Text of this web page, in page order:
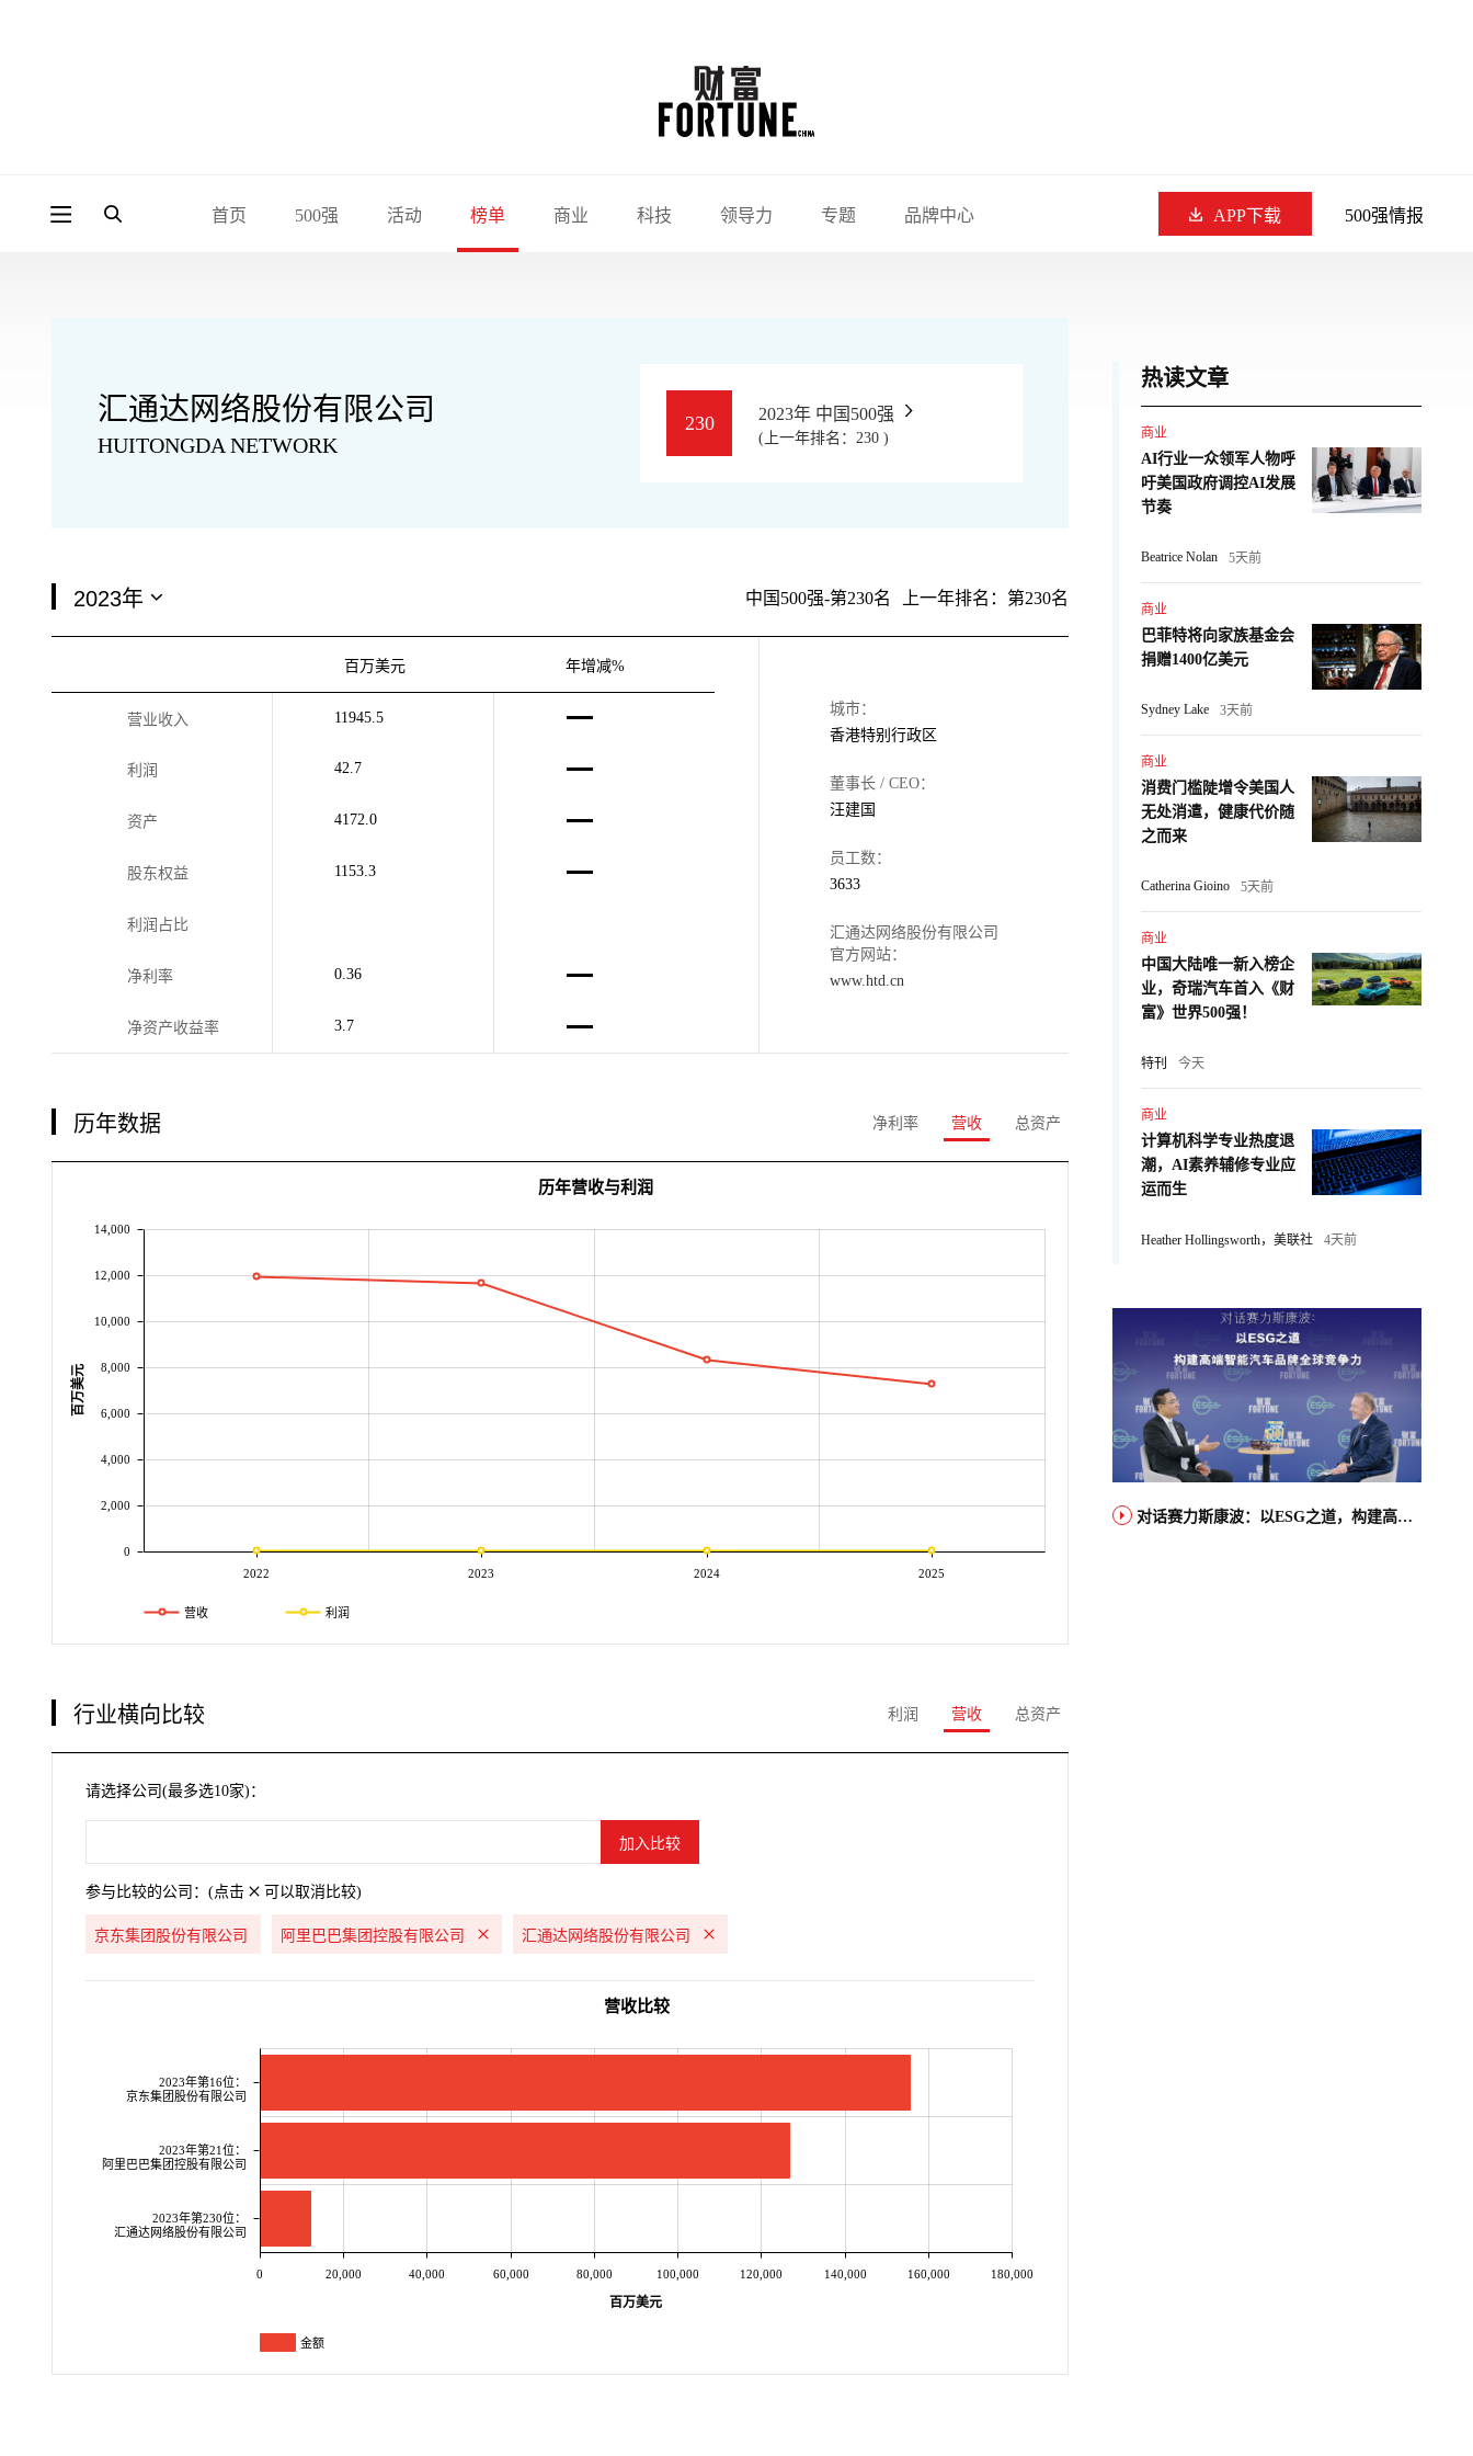
首页 500强 活动 榜单 商业 科技 领导力 专题 品牌中心 APP下载 500强情报
汇通达网络股份有限公司
HUITONGDA NETWORK
230 2023年 中国500强
(上一年排名：230 )
中国500强-第230名 上一年排名：第230名
百万美元 年增减%
营业收入 11945.5
利润 42.7
资产 4172.0
股东权益 1153.3
利润占比
净利率 0.36
净资产收益率 3.7
城市：
香港特别行政区
董事长 / CEO：
汪建国
员工数：
3633
汇通达网络股份有限公司
官方网站：
www.htd.cn
历年数据 净利率 营收 总资产
2022 2023 2024 2025
0
2,000
4,000
6,000
8,000
10,000
12,000
14,000
百万美元
历年营收与利润
营收 利润
行业横向比较 利润 营收 总资产
请选择公司(最多选10家)：
参与比较的公司：(点击 可以取消比较)
京东集团股份有限公司 阿里巴巴集团控股有限公司 汇通达网络股份有限公司
2023年第16位：
京东集团股份有限公司
2023年第21位：
阿里巴巴集团控股有限公司
2023年第230位：
汇通达网络股份有限公司
0 20,000 40,000 60,000 80,000 100,000 120,000 140,000 160,000 180,000
百万美元
营收比较
金额
热读文章
商业
AI行业一众领军人物呼
吁美国政府调控AI发展
节奏
Beatrice Nolan 5天前
商业
巴菲特将向家族基金会
捐赠1400亿美元
Sydney Lake 3天前
商业
消费门槛陡增令美国人
无处消遣，健康代价随
之而来
Catherina Gioino 5天前
商业
中国大陆唯一新入榜企
业，奇瑞汽车首入《财
富》世界500强！
特刊 今天
商业
计算机科学专业热度退
潮，AI素养辅修专业应
运而生
Heather Hollingsworth，美联社 4天前
对话赛力斯康波：以ESG之道，构建高端智能汽车品牌全球竞争力